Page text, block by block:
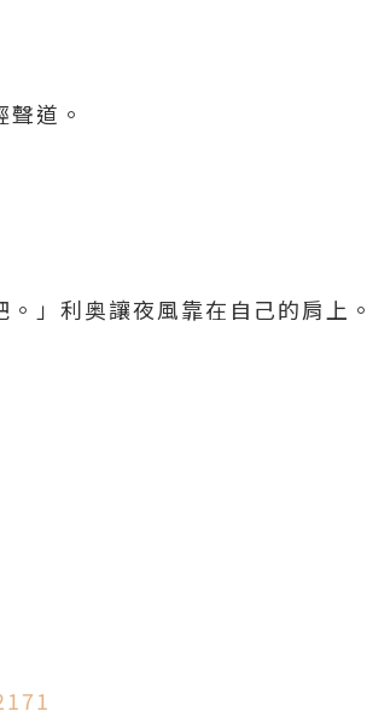
道。
。」利奥讓夜風靠在自己的肩上